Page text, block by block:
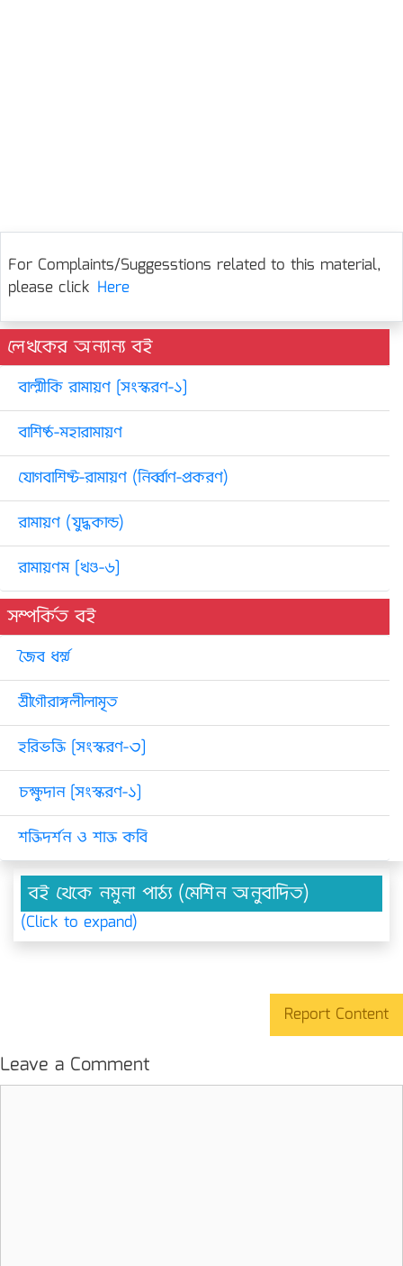
For Complaints/Suggesstions related to this material,
please click Here
লেখকের অন্যান্য বই
বাল্মীকি রামায়ণ [সংস্করণ-১]
বাশিষ্ঠ-মহারামায়ণ
যোগবাশিষ্ট-রামায়ণ (নির্ব্বাণ-প্রকরণ)
রামায়ণ (যুদ্ধকান্ড)
রামায়ণম [খণ্ড-৬]
সম্পর্কিত বই
জৈব ধর্ম্ম
শ্রীগৌরাঙ্গলীলামৃত
হরিভক্তি [সংস্করণ-৩]
চক্ষুদান [সংস্করণ-১]
শক্তিদর্শন ও শাক্ত কবি
বই থেকে নমুনা পাঠ্য (মেশিন অনুবাদিত)
(Click to expand)
Report Content
Leave a Comment